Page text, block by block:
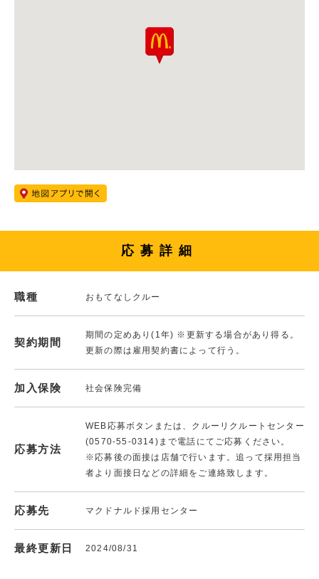
応募詳細
職種 おもてなしクルー
契約期間
期間の定めあり(1年) ※更新する場合があり得る。
更新の際は雇用契約書によって行う。
加入保険 社会保険完備
応募方法
WEB応募ボタンまたは、クルーリクルートセンター
(0570-55-0314)まで電話にてご応募ください。
※応募後の面接は店舗で行います。追って採用担当
者より面接日などの詳細をご連絡致します。
応募先 マクドナルド採用センター
最終更新日 2024/08/31